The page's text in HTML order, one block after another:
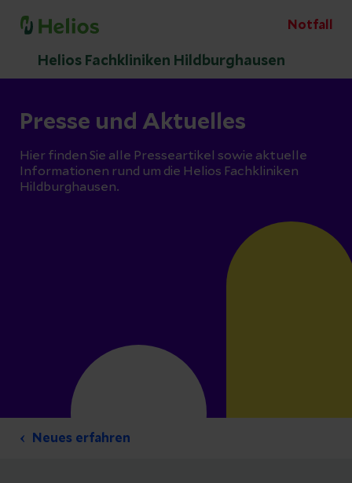
Notfall
Helios Fachkliniken Hildburghausen
Presse und Aktuelles
Hier finden Sie alle Presseartikel sowie aktuelle
Informationen rund um die Helios Fachkliniken
Hildburghausen.
Neues erfahren